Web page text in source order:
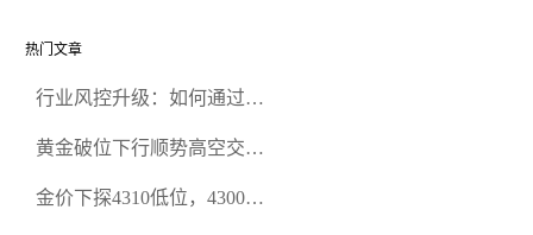
热门文章
行业风控升级：如何通过正
规黄金开户交易平台？
黄金破位下行顺势高空交易
金价下探4310低位，4300关